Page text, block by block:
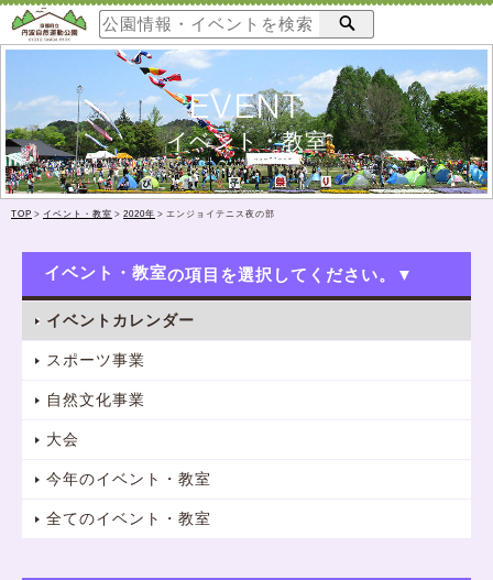
EVENT
イベント・教室
TOP > イベント・教室 > 2020年 > エンジョイテニス夜の部
イベント・教室
イベントカレンダー
スポーツ事業
自然文化事業
大会
今年のイベント・教室
全てのイベント・教室